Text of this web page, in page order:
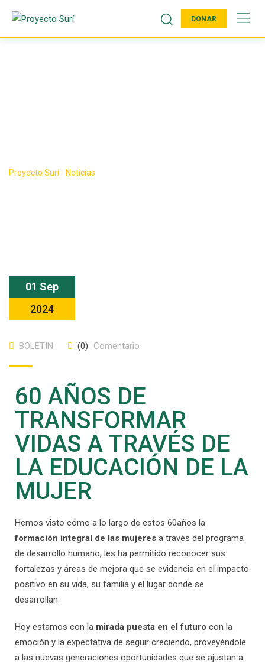
DONAR
Proyecto Surí- Noticias
01 Sep
2024
BOLETIN (0) Comentario
60 AÑOS DE
TRANSFORMAR
VIDAS A TRAVÉS DE
LA EDUCACIÓN DE LA
MUJER
Hemos visto cómo a lo largo de estos 60años la
formación integral de las mujeres a través del programa
de desarrollo humano, les ha permitido reconocer sus
fortalezas y áreas de mejora que se evidencia en el impacto
positivo en su vida, su familia y el lugar donde se
desarrollan.
Hoy estamos con la mirada puesta en el futuro con la
emoción y la expectativa de seguir creciendo, proveyéndole
a las nuevas generaciones oportunidades que se ajustan a